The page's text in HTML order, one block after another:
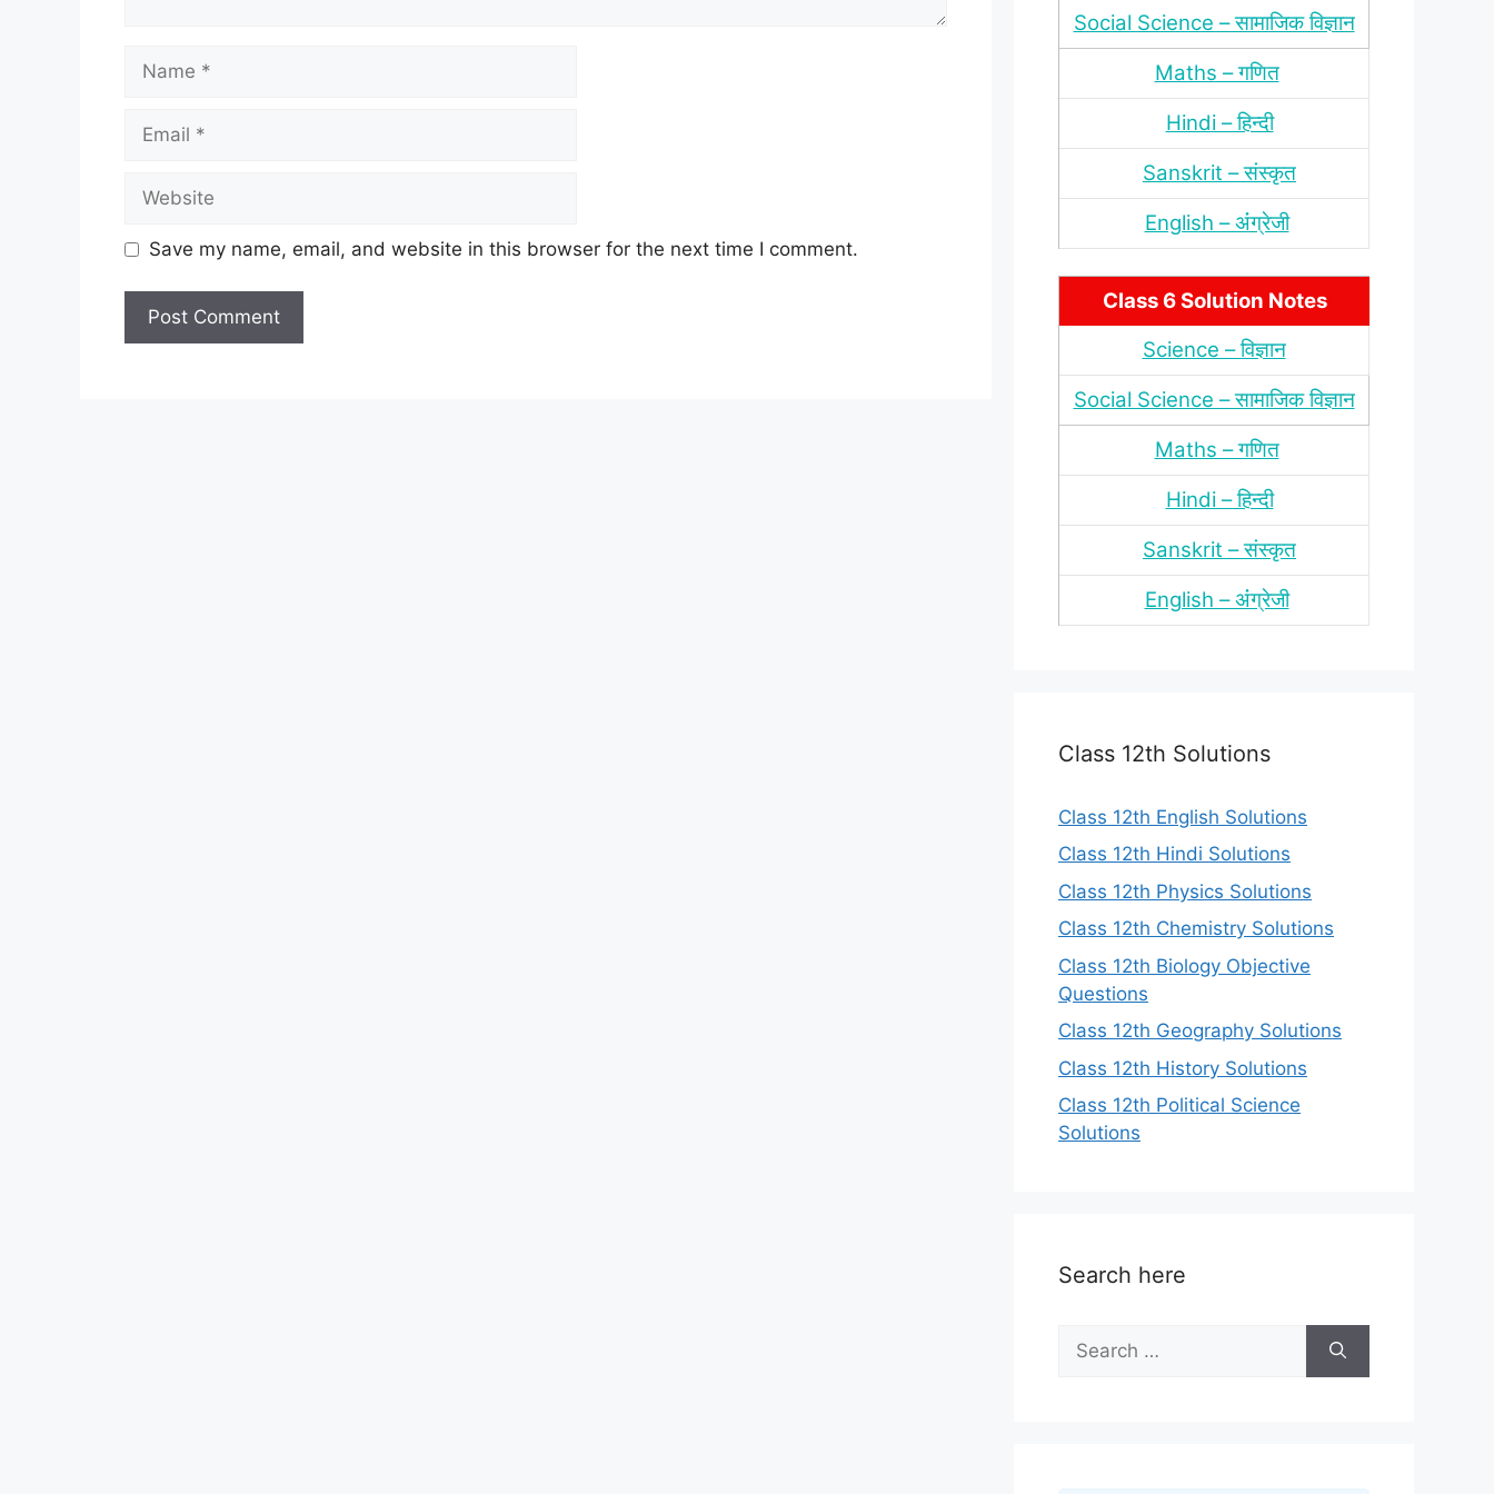
Save my name, email, and website in this browser for the next time I comment.
Social Science – सामाजिक विज्ञान
Maths – गणित
Hindi – हिन्‍दी
Sanskrit – संस्‍कृत
English – अंंग्रेजी
Class 6 Solution Notes
Science – विज्ञान
Social Science – सामाजिक विज्ञान
Maths – गणित
Hindi – हिन्‍दी
Sanskrit – संस्‍कृत
English – अंंग्रेजी
Class 12th Solutions
Class 12th English Solutions
Class 12th Hindi Solutions
Class 12th Physics Solutions
Class 12th Chemistry Solutions
Class 12th Biology Objective
Questions
Class 12th Geography Solutions
Class 12th History Solutions
Class 12th Political Science
Solutions
Search here
Search
for: